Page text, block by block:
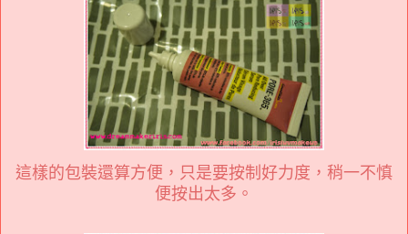
這樣的包裝還算方便，只是要按制好力度，稍一不慎
便按出太多。